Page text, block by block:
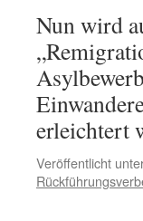
Nun wird
erleichtert
Veröffentlicht